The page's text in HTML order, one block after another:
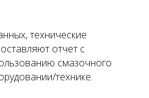
технические
отчет с
смазочного
технике.